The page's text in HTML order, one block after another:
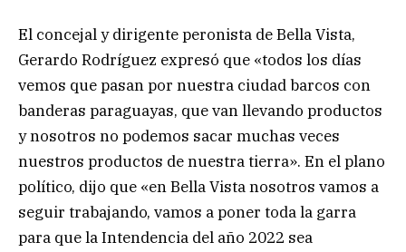
El concejal y dirigente peronista de Bella Vista,
Gerardo Rodríguez expresó que «todos los días
vemos que pasan por nuestra ciudad barcos con
banderas paraguayas, que van llevando productos
y nosotros no podemos sacar muchas veces
nuestros productos de nuestra tierra». En el plano
político, dijo que «en Bella Vista nosotros vamos a
seguir trabajando, vamos a poner toda la garra
para que la Intendencia del año 2022 sea